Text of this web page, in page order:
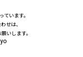
ています。
せは、
いします。